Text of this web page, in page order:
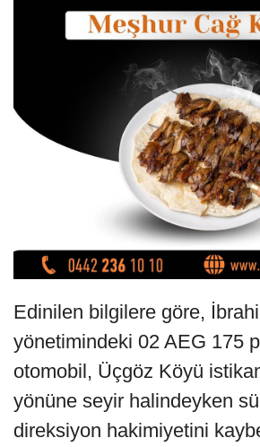
Edinilen bilgilere göre,
yönetimindeki 02 AEG 175
otomobil, Üçgöz Köyü
yönüne seyir halindeyken
direksiyon hakimiyetini